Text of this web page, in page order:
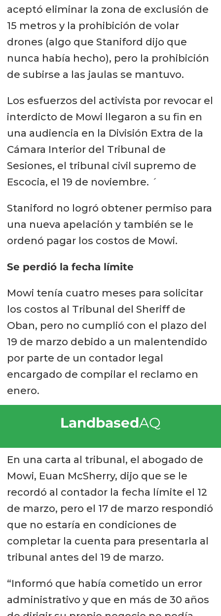
aceptó eliminar la zona de exclusión de
15 metros y la prohibición de volar
drones (algo que Staniford dijo que
nunca había hecho), pero la prohibición
de subirse a las jaulas se mantuvo.
Los esfuerzos del activista por revocar el
interdicto de Mowi llegaron a su fin en
una audiencia en la División Extra de la
Cámara Interior del Tribunal de
Sesiones, el tribunal civil supremo de
Escocia, el 19 de noviembre. ´
Staniford no logró obtener permiso para
una nueva apelación y también se le
ordenó pagar los costos de Mowi.
Se perdió la fecha límite
Mowi tenía cuatro meses para solicitar
los costos al Tribunal del Sheriff de
Oban, pero no cumplió con el plazo del
19 de marzo debido a un malentendido
por parte de un contador legal
encargado de compilar el reclamo en
enero.
LandbasedAQ
En una carta al tribunal, el abogado de
Mowi, Euan McSherry, dijo que se le
recordó al contador la fecha límite el 12
de marzo, pero el 17 de marzo respondió
que no estaría en condiciones de
completar la cuenta para presentarla al
tribunal antes del 19 de marzo.
“Informó que había cometido un error
administrativo y que en más de 30 años